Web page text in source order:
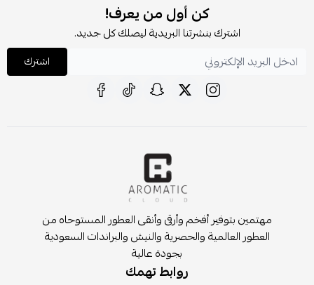
كن أول من يعرف!
اشترك بنشرتنا البريدية ليصلك كل جديد.
اشترك
مهتمين بتوفير أفخم وأرقى وأنقى العطور المستوحاه من
العطور العالمية والحصرية والنيش والبراندات السعودية
بجودة عالية
روابط تهمك